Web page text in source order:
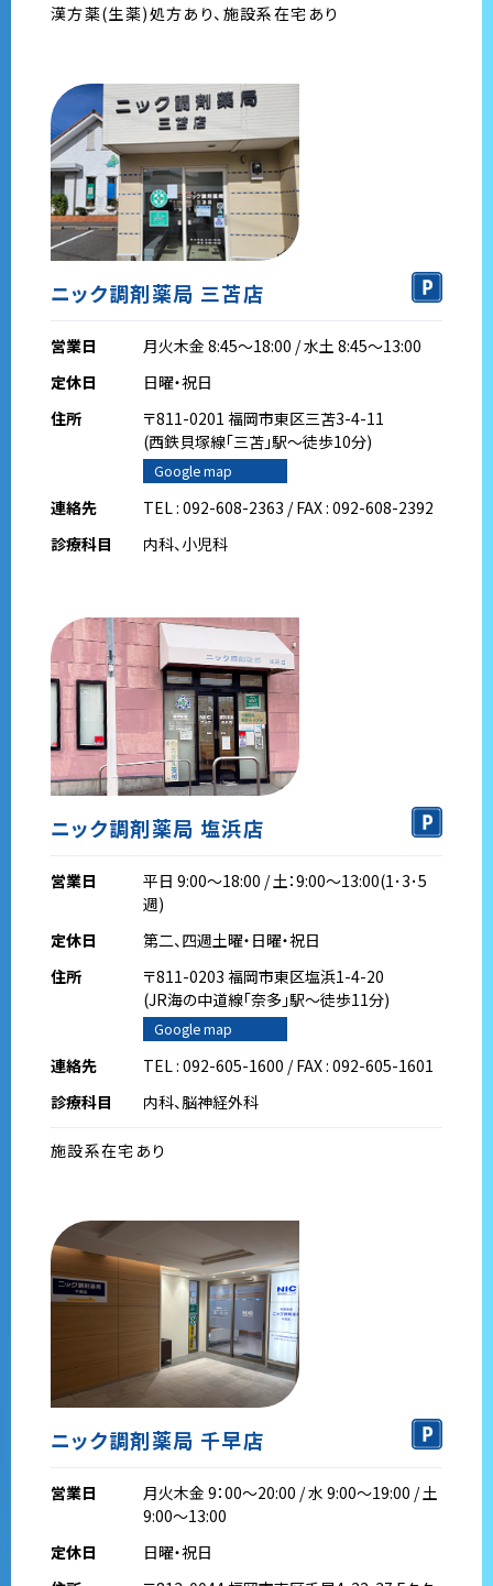
漢方薬(生薬)処方あり、施設系在宅あり
ニック調剤薬局 三苫店
営業日
月火木金 8:45～18:00 / 水土 8:45～13:00
定休日
日曜・祝日
住所
〒811-0201 福岡市東区三苫3-4-11
(西鉄貝塚線｢三苫｣駅～徒歩10分)
Google map
連絡先
TEL : 092-608-2363 / FAX : 092-608-2392
診療科目
内科、小児科
ニック調剤薬局 塩浜店
営業日
平日 9:00～18:00 / 土：9:00～13:00(1･3･5
週)
定休日
第二、四週土曜・日曜・祝日
住所
〒811-0203 福岡市東区塩浜1-4-20
(JR海の中道線｢奈多｣駅～徒歩11分)
Google map
連絡先
TEL : 092-605-1600 / FAX : 092-605-1601
診療科目
内科、脳神経外科
施設系在宅あり
ニック調剤薬局 千早店
営業日
月火木金 9：00～20:00 / 水 9:00～19:00 / 土
9:00～13:00
定休日
日曜・祝日